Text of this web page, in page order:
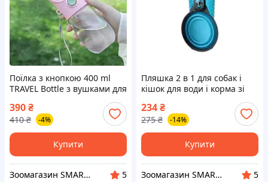
Поїлка з кнопкою 400 ml
TRAVEL Bottle з вушками для
390₴
410 ₴ -4%
Купити
Зоомагазин SMART ZOO
5
Пляшка 2 в 1 для собак і
кішок для води і корма зі
блакитна
234₴
275 ₴ -14%
Купити
Зоомагазин SMART ZOO
5